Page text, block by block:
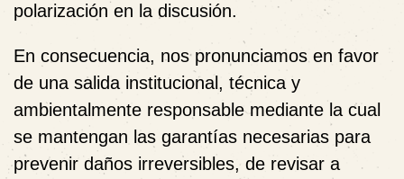
polarización en la discusión.
En consecuencia, nos pronunciamos en favor
de una salida institucional, técnica y
ambientalmente responsable mediante la cual
se mantengan las garantías necesarias para
prevenir daños irreversibles, de revisar a